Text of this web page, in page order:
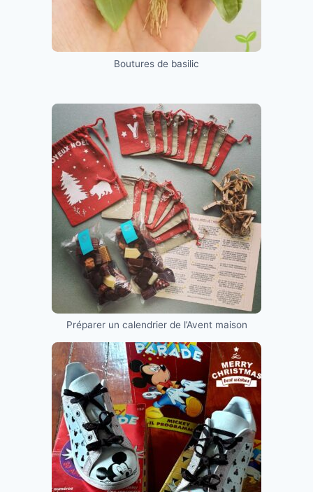
Boutures de basilic
Préparer un calendrier de l’Avent maison